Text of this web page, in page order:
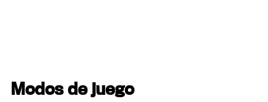
Modos de juego